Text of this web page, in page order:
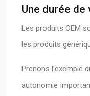
Une durée de
Les produits OEM
les produits
Prenons l’exemple
autonomie